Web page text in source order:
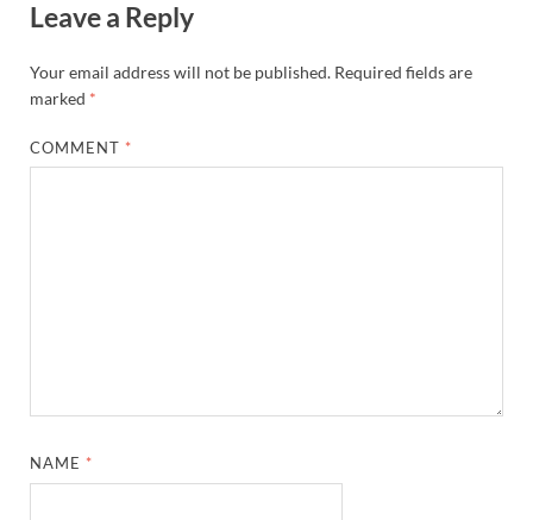
Leave a Reply
Your email address will not be published. Required fields are
marked *
COMMENT *
NAME *